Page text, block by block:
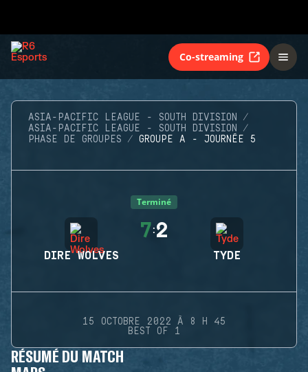
Co-streaming
ASIA-PACIFIC LEAGUE - SOUTH DIVISION
ASIA-PACIFIC LEAGUE - SOUTH DIVISION
PHASE DE GROUPES
GROUPE A - JOURNÉE 5
Terminé
DIRE WOLVES
7:2
TYDE
15 OCTOBRE 2022 À 8 H 45
BEST OF 1
RÉSUMÉ DU MATCH